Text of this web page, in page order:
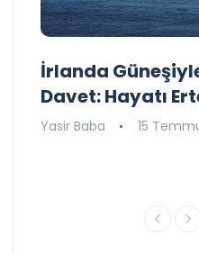
İrlanda
Davet: Hayatı
Yasir Baba 15